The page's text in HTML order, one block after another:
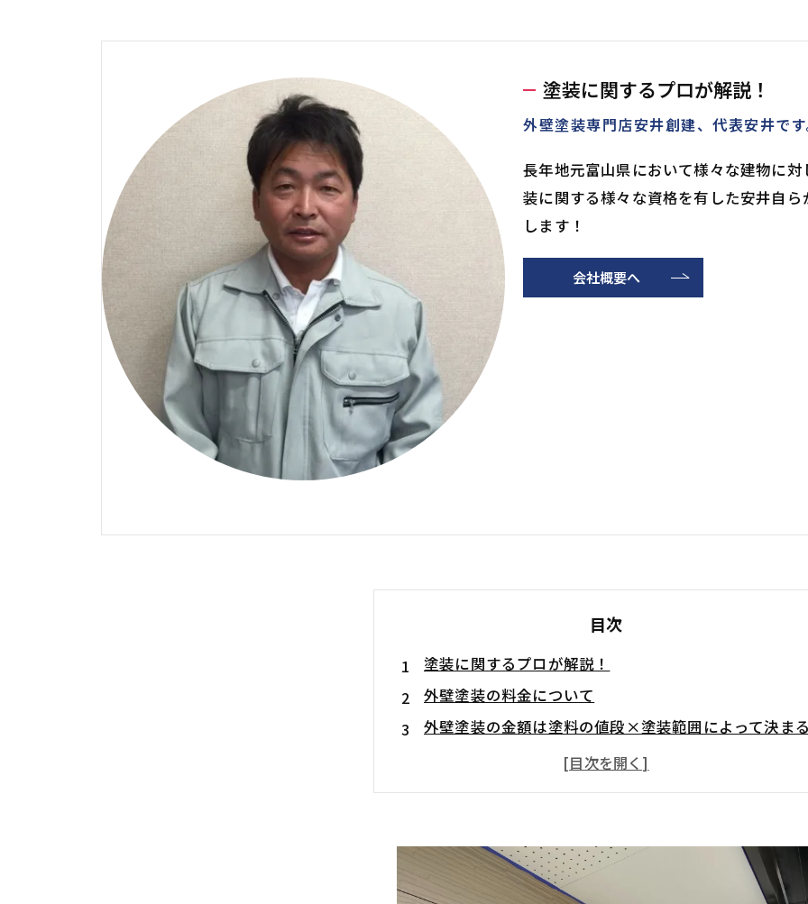
塗装に関するプロが解説！
外壁塗装専門店安井創建、代表安井で
長年地元富山県において様々な建物に
装に関する様々な資格を有した安井自
します！
会社概要へ
目次
塗装に関するプロが解説！
外壁塗装の料金について
外壁塗装の金額は塗料の値段×塗装範囲によって決ま
『安くする』には限界がある
外壁塗装を激安に出来る理由
塗り回数を減らす
目につきにくい部分の塗装を手抜きする